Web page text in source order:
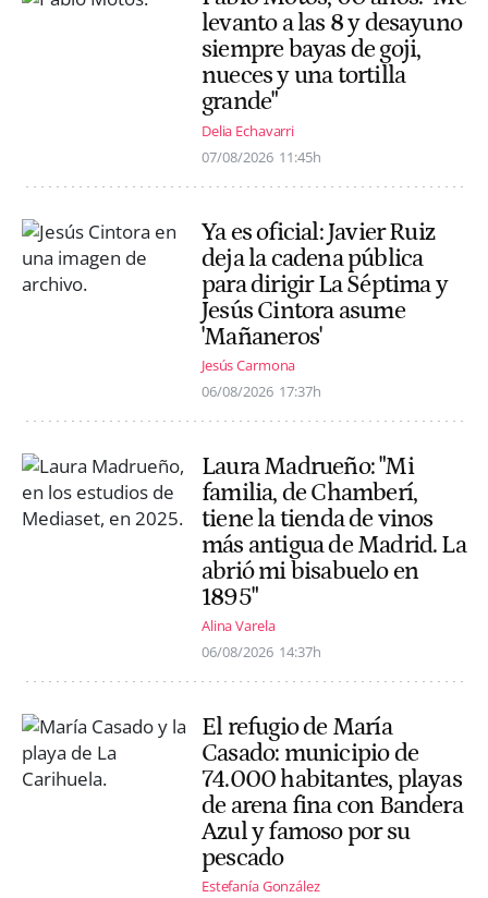
levanto a las 8 y desayuno
siempre bayas de goji,
nueces y una tortilla
grande"
Delia Echavarri
07/08/2026 11:45h
Ya es oficial: Javier Ruiz
deja la cadena pública
para dirigir La Séptima y
Jesús Cintora asume
'Mañaneros'
Jesús Carmona
06/08/2026 17:37h
Laura Madrueño: "Mi
familia, de Chamberí,
tiene la tienda de vinos
más antigua de Madrid. La
abrió mi bisabuelo en
1895"
Alina Varela
06/08/2026 14:37h
El refugio de María
Casado: municipio de
74.000 habitantes, playas
de arena fina con Bandera
Azul y famoso por su
pescado
Estefanía González